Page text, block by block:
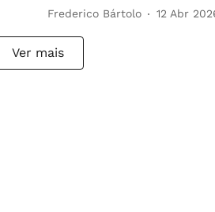
Frederico Bártolo 12 Abr
Ver mais